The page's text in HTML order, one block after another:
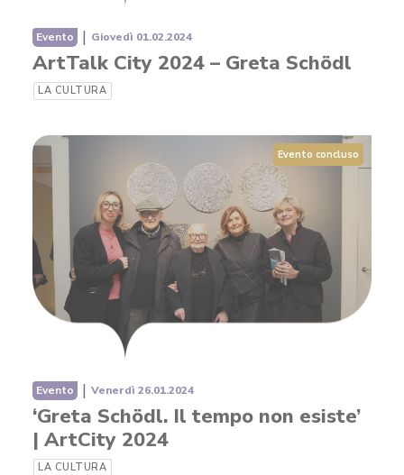
Evento | Giovedì 01.02.2024
ArtTalk City 2024 – Greta Schödl
LA CULTURA
Evento concluso
Evento | Venerdì 26.01.2024
‘Greta Schödl. Il tempo non esiste’
| ArtCity 2024
LA CULTURA